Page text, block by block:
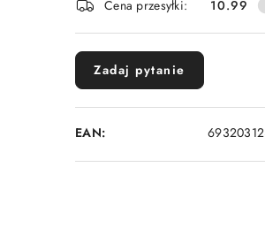
dostawa
Cena przesyłki:
10.99
Zadaj pytanie
EAN: